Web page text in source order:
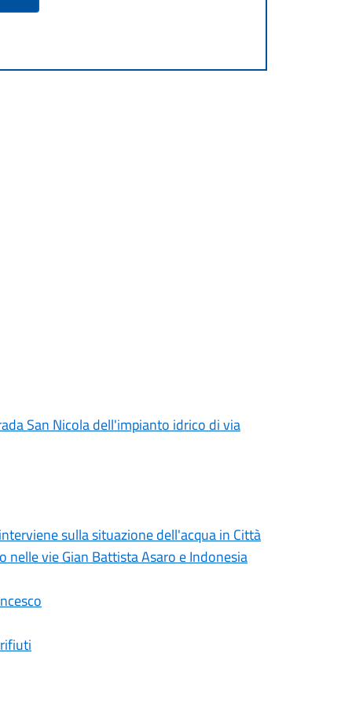
San Nicola dell'impianto idrico di via
sulla situazione dell'acqua in Città
vie Gian Battista Asaro e Indonesia